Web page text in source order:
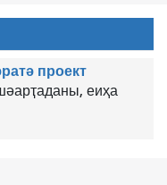
проект
еиҳа